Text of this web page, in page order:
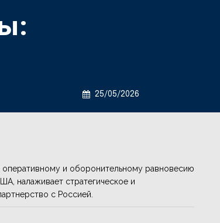
25/05/2026
оперативному и оборонительному равновесию
налаживает стратегическое и
с Россией.